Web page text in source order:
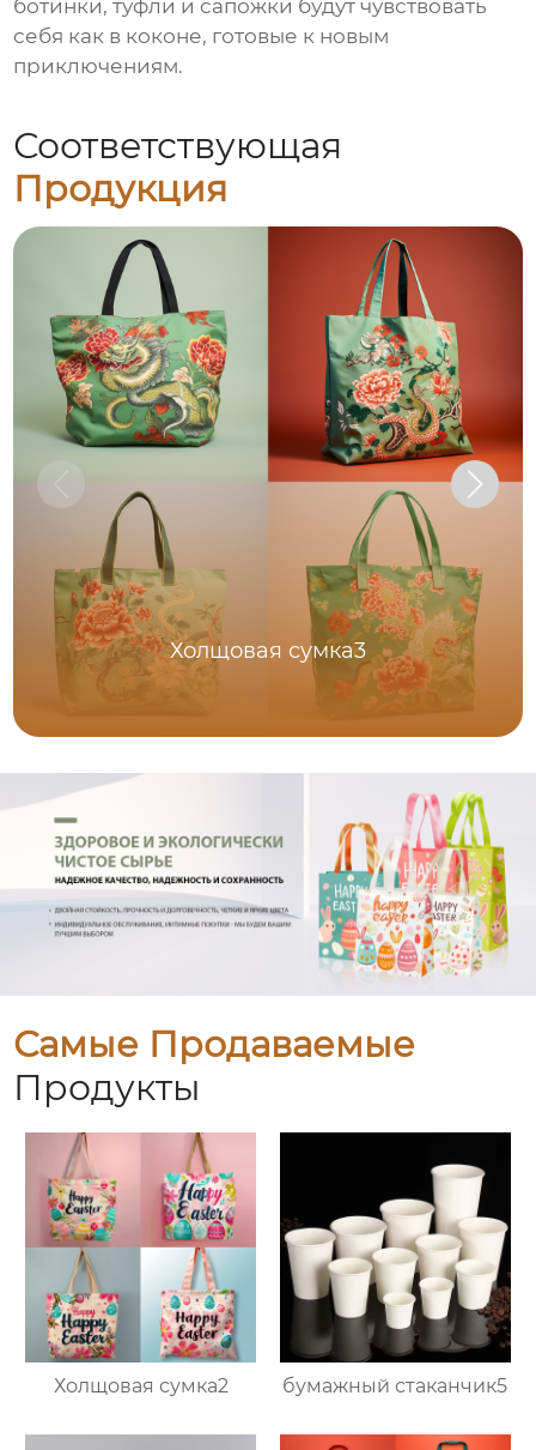
ботинки, туфли и сапожки будут чувствовать
себя как в коконе, готовые к новым
приключениям.
Соответствующая
Продукция
Холщовая сумка3
Самые Продаваемые
Продукты
Холщовая сумка2 бумажный стаканчик5